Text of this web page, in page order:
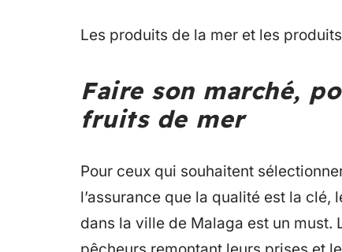
Les produits de la mer et les
Faire son marché,
fruits de mer
Pour ceux qui souhaitent
l’assurance que la qualité est la
dans la ville de Malaga est un